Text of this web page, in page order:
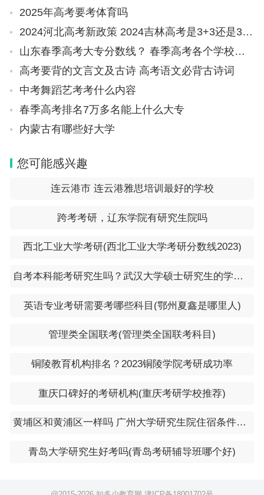
2025年高考要考体育吗
2024河北高考新政策 2024吉林高考是3+3还是3+1+2模式？
山东春季高考大专分数线？ 春季高考各个学校分数线
高考要背的文言文及古诗 高考语文必背古诗词
中考舞蹈艺考考什么内容
春季高考排名7万多名能上什么大专
内蒙古有哪些好大学
您可能感兴趣
连云港市 连云港雅思培训最好的学校
跨考考研，辽东学院有研究生院吗
西北工业大学考研(西北工业大学考研分数线2023)
自考本科能考研究生吗？武汉大学硕士研究生的学费一年是多少
英语专业考研需要考哪些科目(鄂州夏鑫是哪里人)
管理类全国联考(管理类全国联考科目)
铜陵教育机构排名？2023铜陵学院考研成功率
重庆口碑好的考研机构(重庆考研学校推荐)
黄埔区和黄浦区一样吗 广州大学研究生院住宿条件怎么样
青岛大学研究生好考吗(青岛考研辅导班哪个好)